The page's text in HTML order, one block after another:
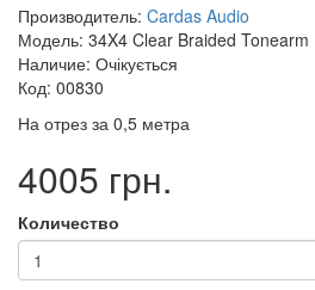
Производитель: Cardas Audio
Модель: 34X4 Clear Braided Tonearm
Наличие: Очікується
Код: 00830
На отрез за 0,5 метра
4005 грн.
Количество